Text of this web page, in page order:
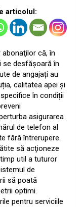
articolul:
că, în
se desfășoară în
de angajați au
calitatea apei și
în condiții
asigurarea
de telefon al
fără întrerupere.
să acţioneze
util a tuturor
de
să poată
optimi.
pentru serviciile